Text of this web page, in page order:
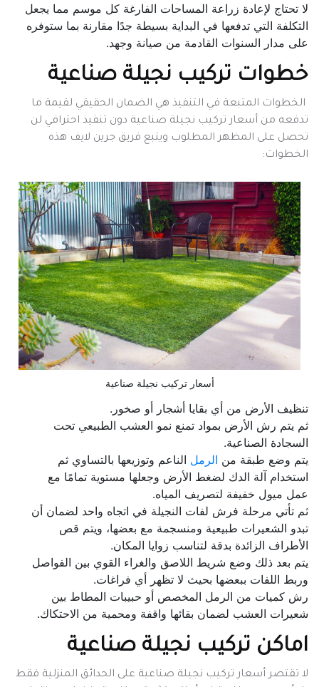
لا تحتاج لإعادة زراعة المساحات الفارغة كل موسم مما يجعل
التكلفة التي تدفعها في البداية بسيطة جدًا مقارنة بما ستوفره
على مدار السنوات القادمة من صيانة وجهد.
خطوات تركيب نجيلة صناعية
الخطوات المتبعة في التنفيذ هي الضمان الحقيقي لقيمة ما
تدفعه من أسعار تركيب نجيلة صناعية دون تنفيذ احترافي لن
تحصل على المظهر المطلوب ويتبع فريق جرين لايف هذه
الخطوات:
أسعار تركيب نجيلة صناعية
تنظيف الأرض من أي بقايا أشجار أو صخور.
ثم يتم رش الأرض بمواد تمنع نمو العشب الطبيعي تحت
السجادة الصناعية.
يتم وضع طبقة من الرمل الناعم وتوزيعها بالتساوي ثم
استخدام آلة الدك لضغط الأرض وجعلها مستوية تمامًا مع
عمل ميول خفيفة لتصريف المياه.
ثم تأتي مرحلة فرش لفات النجيلة في اتجاه واحد لضمان أن
تبدو الشعيرات طبيعية ومنسجمة مع بعضها، ويتم قص
الأطراف الزائدة بدقة لتناسب زوايا المكان.
يتم بعد ذلك وضع شريط اللاصق والغراء القوي بين الفواصل
وربط اللفات ببعضها بحيث لا تظهر أي فراغات.
رش كميات من الرمل المخصص أو حبيبات المطاط بين
شعيرات العشب لضمان بقائها واقفة ومحمية من الاحتكاك.
اماكن تركيب نجيلة صناعية
لا تقتصر أسعار تركيب نجيلة صناعية على الحدائق المنزلية فقط